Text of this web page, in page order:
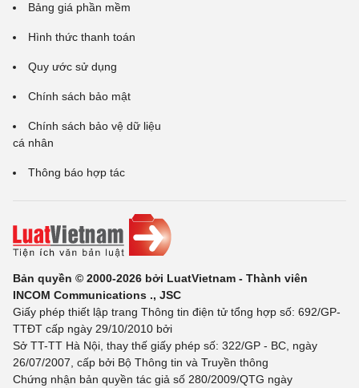
Bảng giá phần mềm
Hình thức thanh toán
Quy ước sử dụng
Chính sách bảo mật
Chính sách bảo vệ dữ liệu
cá nhân
Thông báo hợp tác
Bản quyền © 2000-2026 bởi LuatVietnam - Thành viên
INCOM Communications ., JSC
Giấy phép thiết lập trang Thông tin điện tử tổng hợp số: 692/GP-
TTĐT cấp ngày 29/10/2010 bởi
Sở TT-TT Hà Nội, thay thế giấy phép số: 322/GP - BC, ngày
26/07/2007, cấp bởi Bộ Thông tin và Truyền thông
Chứng nhận bản quyền tác giả số 280/2009/QTG ngày